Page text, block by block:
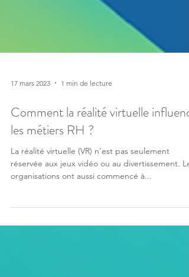
17 mars 2023 1 min de lecture
Comment la réalité virtuelle influence
les métiers RH ?
organisations ont aussi commencé à...